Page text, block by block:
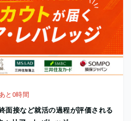
と0時間
面接など就活の過程が評価される